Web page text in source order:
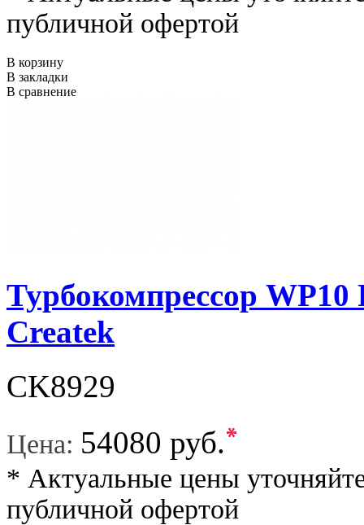
публичной офертой
В корзину
В закладки
В сравнение
Турбокомпрессор WP10
Createk
CK8929
Цена: 54080 руб.*
* Актуальные цены
публичной офертой